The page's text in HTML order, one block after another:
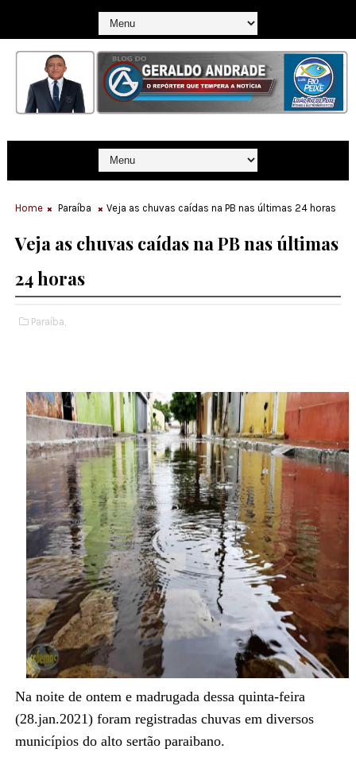
Home Paraíba Veja as chuvas caídas na PB nas últimas 24 horas
Veja as chuvas caídas na PB nas últimas
24 horas
Paraíba,
Na noite de ontem e madrugada dessa quinta-feira
(28.jan.2021) foram registradas chuvas em diversos
municípios do alto sertão paraibano.